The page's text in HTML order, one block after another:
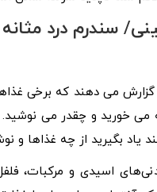
سندرم درد
گزارش می دهند که برخی
می خورید و چقدر می
یاد بگیرید از چه غذاها و
اسیدی و مرکبات،